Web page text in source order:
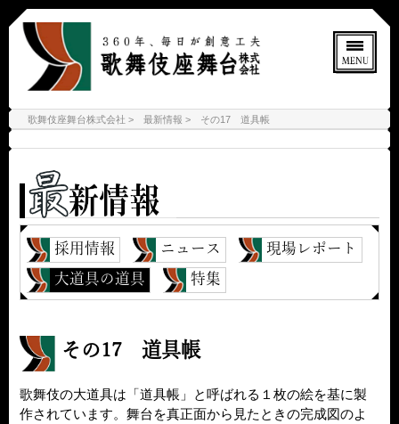
歌舞伎座舞台株式会社 最新情報 その17 道具帳
採用情報 ニュース
現場レポート
大道具の道具
特集
その17 道具帳
歌舞伎の大道具は「道具帳」と呼ばれる１枚の絵を基に製
作されています。舞台を真正面から見たときの完成図のよ